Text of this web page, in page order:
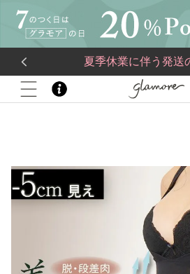
夏季休業に伴う発送
HOME ブランド
ととのうシェイパー ロング